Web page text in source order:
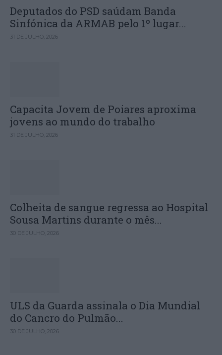
Deputados do PSD saúdam Banda
Sinfónica da ARMAB pelo 1º lugar...
31 DE JULHO, 2026
Capacita Jovem de Poiares aproxima
jovens ao mundo do trabalho
31 DE JULHO, 2026
Colheita de sangue regressa ao Hospital
Sousa Martins durante o mês...
30 DE JULHO, 2026
ULS da Guarda assinala o Dia Mundial
do Cancro do Pulmão...
30 DE JULHO, 2026